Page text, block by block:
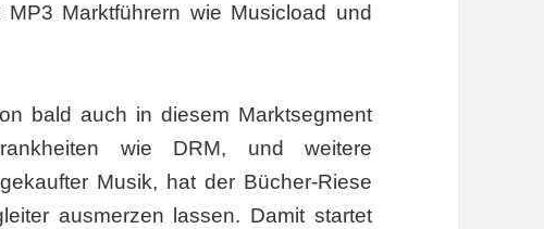
Marktführern wie Musicload und
bald auch in diesem Marktsegment
wie DRM, und weitere
Musik, hat der Bücher-Riese
ausmerzen lassen. Damit startet